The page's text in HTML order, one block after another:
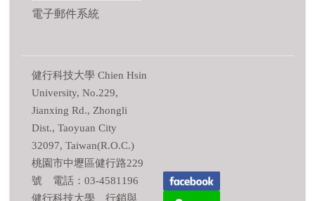
電子郵件系統
健行科技大學 Chien Hsin
University, No.229,
Jianxing Rd., Zhongli
Dist., Taoyuan City
32097, Taiwan(R.O.C.)
桃園市中壢區健行路229
號 電話：03-4581196
健行科技大學 行銷與